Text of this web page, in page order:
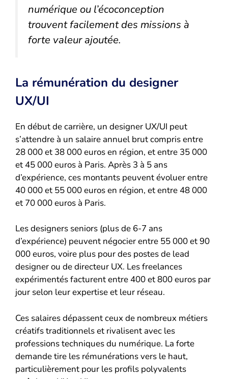
numérique ou l’écoconception
trouvent facilement des missions à
forte valeur ajoutée.
La rémunération du designer
UX/UI
En début de carrière, un designer UX/UI peut
s’attendre à un salaire annuel brut compris entre
28 000 et 38 000 euros en région, et entre 35 000
et 45 000 euros à Paris. Après 3 à 5 ans
d’expérience, ces montants peuvent évoluer entre
40 000 et 55 000 euros en région, et entre 48 000
et 70 000 euros à Paris.
Les designers seniors (plus de 6-7 ans
d’expérience) peuvent négocier entre 55 000 et 90
000 euros, voire plus pour des postes de lead
designer ou de directeur UX. Les freelances
expérimentés facturent entre 400 et 800 euros par
jour selon leur expertise et leur réseau.
Ces salaires dépassent ceux de nombreux métiers
créatifs traditionnels et rivalisent avec les
professions techniques du numérique. La forte
demande tire les rémunérations vers le haut,
particulièrement pour les profils polyvalents